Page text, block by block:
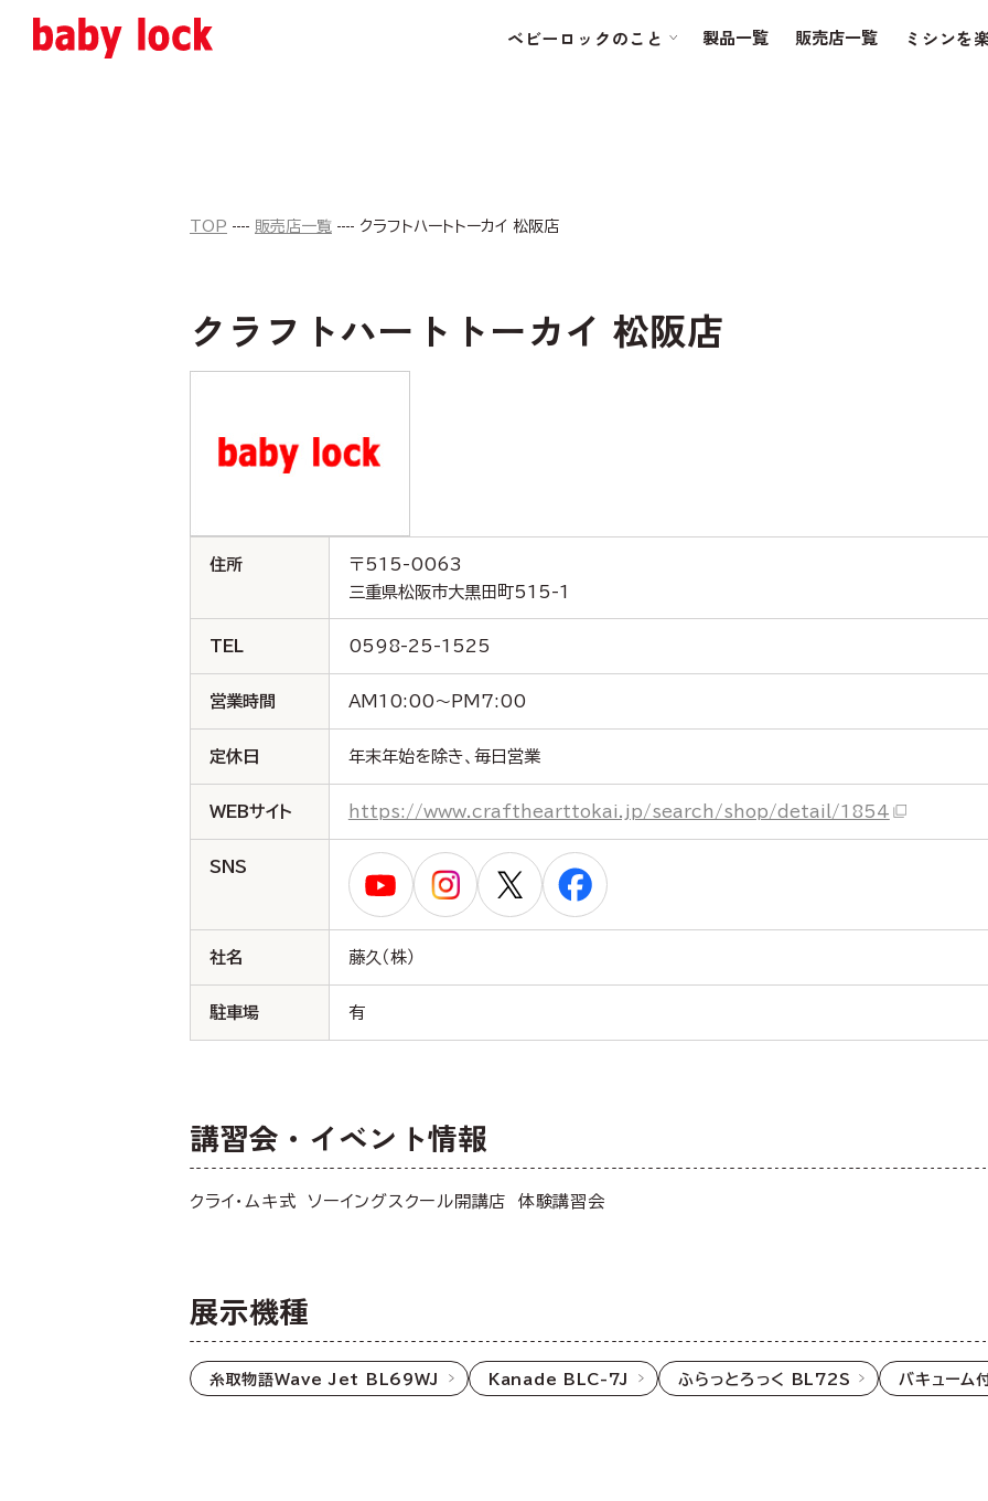
ベビーロックのこと 製品一覧 販売店一覧 ミシンを
TOP 販売店一覧 クラフトハートトーカイ 松阪店
クラフトハートトーカイ 松阪店
住所
〒515-0063
三重県松阪市大黒田町515-1
TEL 0598-25-1525
営業時間 AM10:00～PM7:00
定休日 年末年始を除き、毎日営業
WEBサイト https://www.crafthearttokai.jp/search/shop/detail/1854
SNS
社名 藤久（株）
駐車場 有
講習会・イベント情報
クライ・ムキ式 ソーイングスクール開講店 体験講習会
展示機種
糸取物語Wave Jet BL69WJ Kanade BLC-7J ふらっとろっく BL72S バキューム